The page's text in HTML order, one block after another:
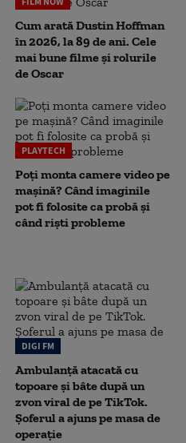
Cum arată Dustin Hoffman
în 2026, la 89 de ani. Cele
mai bune filme și rolurile
de Oscar
PLAYTECH
Poți monta camere video pe
mașină? Când imaginile
pot fi folosite ca probă și
când riști probleme
DIGI FM
Ambulanță atacată cu
topoare și bâte după un
zvon viral de pe TikTok.
Șoferul a ajuns pe masa de
operație